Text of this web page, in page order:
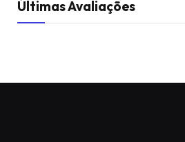
Últimas Avaliações